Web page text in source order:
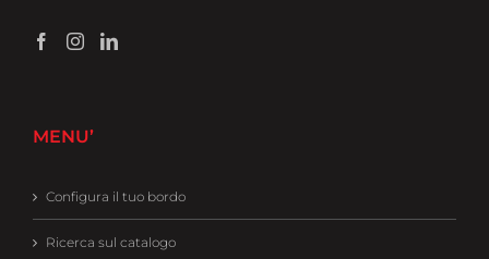
MENU’
Configura il tuo bordo
Ricerca sul catalogo